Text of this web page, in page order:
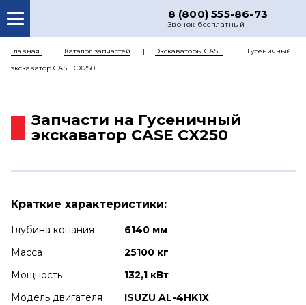
8 (800) 555-86-73
Звонок бесплатный
О НАС
ДОСТАВКА
Главная Каталог запчастей Экскаваторы CASE
Гусеничный
экскаватор CASE CX250
Запчасти на Гусеничный
экскаватор CASE CX250
Краткие характеристики:
Глубина копания
6140 мм
Масса
25100 кг
Мощность
132,1 кВт
Модель двигателя
ISUZU AL-4HK1X